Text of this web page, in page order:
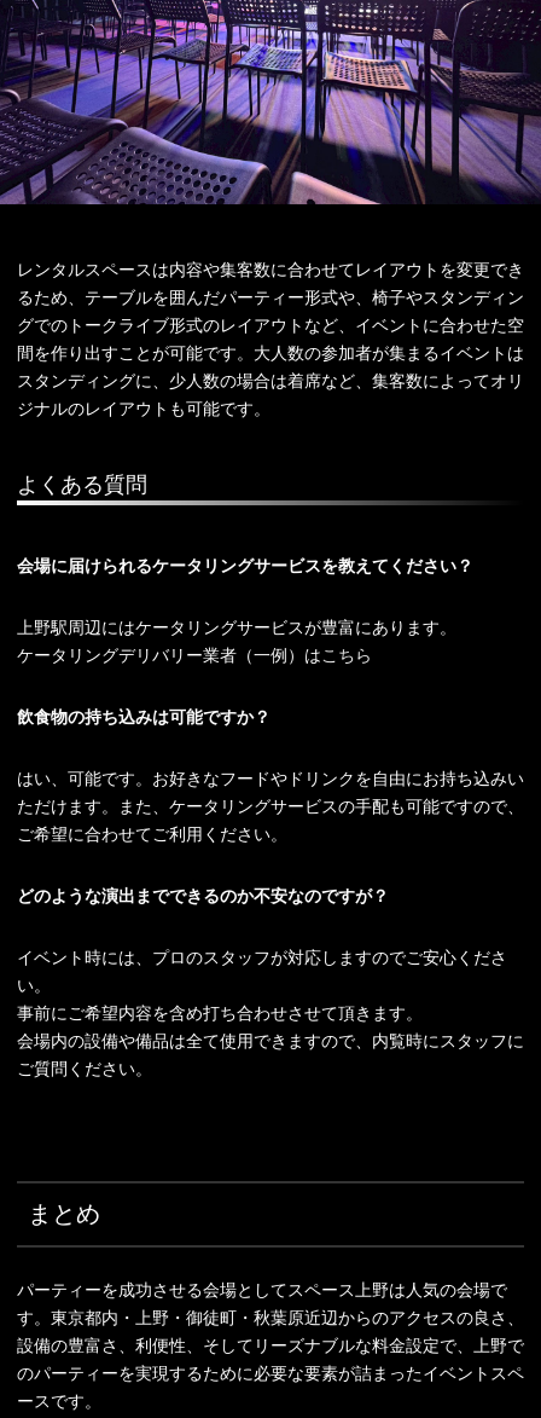
レンタルスペースは内容や集客数に合わせてレイアウトを変更でき
るため、テーブルを囲んだパーティー形式や、椅子やスタンディン
グでのトークライブ形式のレイアウトなど、イベントに合わせた空
間を作り出すことが可能です。大人数の参加者が集まるイベントは
スタンディングに、少人数の場合は着席など、集客数によってオリ
ジナルのレイアウトも可能です。
よくある質問
会場に届けられるケータリングサービスを教えてください？
上野駅周辺にはケータリングサービスが豊富にあります。
ケータリングデリバリー業者（一例）は こちら
飲食物の持ち込みは可能ですか？
はい、可能です。お好きなフードやドリンクを自由にお持ち込みい
ただけます。また、ケータリングサービスの手配も可能ですので、
ご希望に合わせてご利用ください。
どのような演出までできるのか不安なのですが？
イベント時には、プロのスタッフが対応しますのでご安心くださ
い。
事前にご希望内容を含め打ち合わせさせて頂きます。
会場内の設備や備品は全て使用できますので、内覧時にスタッフに
ご質問ください。
まとめ
パーティーを成功させる会場としてスペース上野は人気の会場で
す。東京都内・上野・御徒町・秋葉原近辺からのアクセスの良さ、
設備の豊富さ、利便性、そしてリーズナブルな料金設定で、上野で
のパーティーを実現するために必要な要素が詰まったイベントスペ
ースです。